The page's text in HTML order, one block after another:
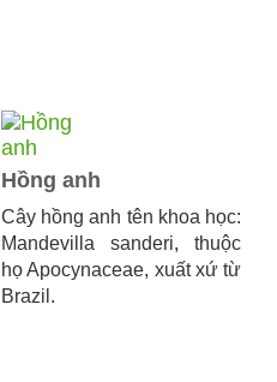
Hồng anh
Cây hồng anh tên khoa học:
Mandevilla sanderi, thuộc
họ Apocynaceae, xuất xứ từ
Brazil.